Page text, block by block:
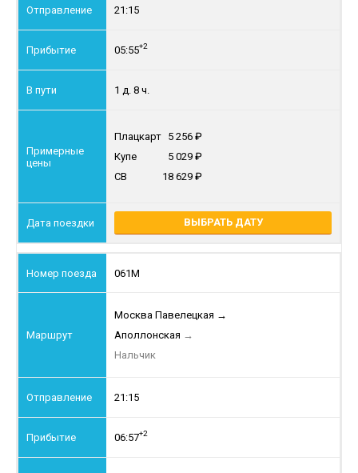
21:15
05:55+2
1 д. 8 ч.
Плацкарт 5 256
Купе
5 029
СВ
18 629
ВЫБРАТЬ ДАТУ
061М
Москва Павелецкая →
Аполлонская →
Нальчик
21:15
06:57+2